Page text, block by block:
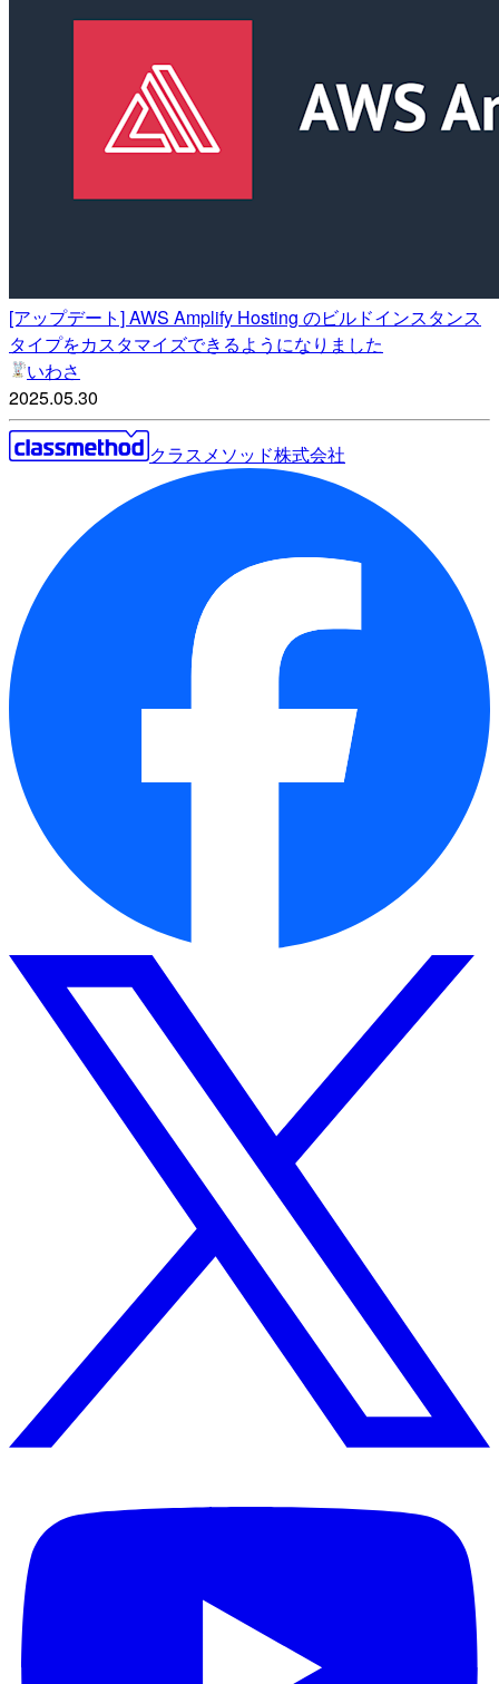
[アップデート] AWS Amplify Hosting のビルドインスタンス
タイプをカスタマイズできるようになりました
いわさ
2025.05.30
クラスメソッド株式会社